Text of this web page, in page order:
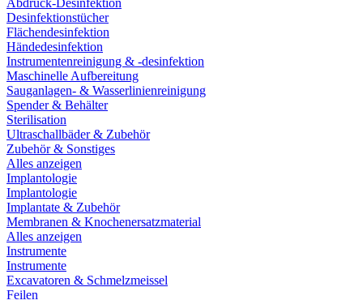
Abdruck-Desinfektion
Desinfektionstücher
Flächendesinfektion
Händedesinfektion
Instrumentenreinigung & -desinfektion
Maschinelle Aufbereitung
Sauganlagen- & Wasserlinienreinigung
Spender & Behälter
Sterilisation
Ultraschallbäder & Zubehör
Zubehör & Sonstiges
Alles anzeigen
Implantologie
Implantologie
Implantate & Zubehör
Membranen & Knochenersatzmaterial
Alles anzeigen
Instrumente
Instrumente
Excavatoren & Schmelzmeissel
Feilen